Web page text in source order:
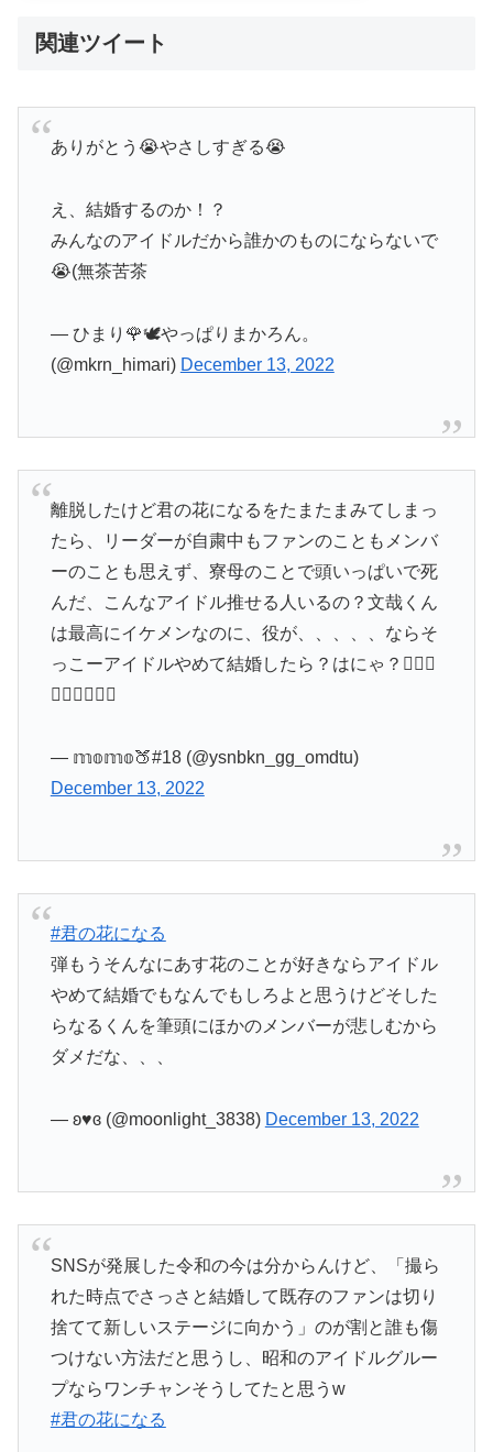
関連ツイート
ありがとう😭やさしすぎる😭
え、結婚するのか！？
みんなのアイドルだから誰かのものにならないで
😭(無茶苦茶
— ひまり🌹🕊やっぱりまかろん。
(@mkrn_himari) December 13, 2022
離脱したけど君の花になるをたまたまみてしまっ
たら、リーダーが自粛中もファンのこともメンバ
ーのことも思えず、寮母のことで頭いっぱいで死
んだ、こんなアイドル推せる人いるの？文哉くん
は最高にイケメンなのに、役が、、、、、ならそ
っこーアイドルやめて結婚したら？はにゃ？🧏🏻‍♀️
🧏🏻‍♀️🧏🏻‍♀️
— 𝕞𝕠𝕞𝕠🍑#18 (@ysnbkn_gg_omdtu)
December 13, 2022
#君の花になる
弾もうそんなにあす花のことが好きならアイドル
やめて結婚でもなんでもしろよと思うけどそした
らなるくんを筆頭にほかのメンバーが悲しむから
ダメだな、、、
— ʚ♥ɞ (@moonlight_3838) December 13, 2022
SNSが発展した令和の今は分からんけど、「撮ら
れた時点でさっさと結婚して既存のファンは切り
捨てて新しいステージに向かう」のが割と誰も傷
つけない方法だと思うし、昭和のアイドルグルー
プならワンチャンそうしてたと思うw
#君の花になる